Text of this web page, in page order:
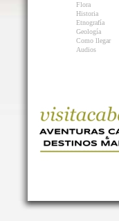
Flora
Historia
Etnografía
Geología
Como llegar
Audios